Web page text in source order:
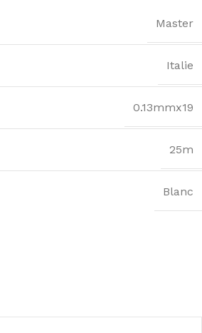
Master
Italie
0.13mmx19
25m
Blanc